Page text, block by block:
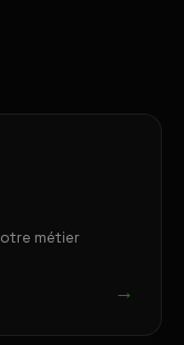
métier
→